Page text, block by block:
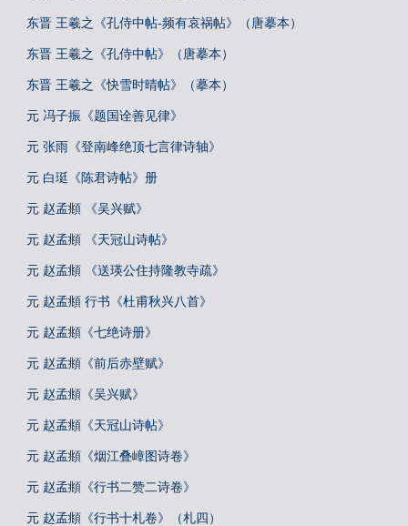
东晋 王羲之《孔侍中帖-频有哀祸帖》（唐摹本）
东晋 王羲之《孔侍中帖》（唐摹本）
东晋 王羲之《快雪时晴帖》（摹本）
元 冯子振《题国诠善见律》
元 张雨《登南峰绝顶七言律诗轴》
元 白珽《陈君诗帖》册
元 赵孟頫 《吴兴赋》
元 赵孟頫 《天冠山诗帖》
元 赵孟頫 《送瑛公住持隆教寺疏》
元 赵孟頫 行书《杜甫秋兴八首》
元 赵孟頫《七绝诗册》
元 赵孟頫《前后赤壁赋》
元 赵孟頫《吴兴赋》
元 赵孟頫《天冠山诗帖》
元 赵孟頫《烟江叠嶂图诗卷》
元 赵孟頫《行书二赞二诗卷》
元 赵孟頫《行书十札卷》（札四）